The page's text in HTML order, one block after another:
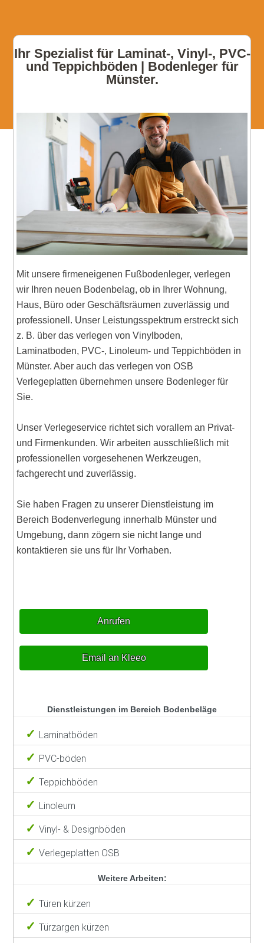
Ihr Spezialist für Laminat-, Vinyl-, PVC-
und Teppichböden | Bodenleger für
Münster.
Mit unsere firmeneigenen Fußbodenleger, verlegen
wir Ihren neuen Bodenbelag, ob in Ihrer Wohnung,
Haus, Büro oder Geschäftsräumen zuverlässig und
professionell. Unser Leistungsspektrum erstreckt sich
z. B. über das verlegen von Vinylboden,
Laminatboden, PVC-, Linoleum- und Teppichböden in
Münster. Aber auch das verlegen von OSB
Verlegeplatten übernehmen unsere Bodenleger für
Sie.
Unser Verlegeservice richtet sich vorallem an Privat-
und Firmenkunden. Wir arbeiten ausschließlich mit
professionellen vorgesehenen Werkzeugen,
fachgerecht und zuverlässig.
Sie haben Fragen zu unserer Dienstleistung im
Bereich Bodenverlegung innerhalb Münster und
Umgebung, dann zögern sie nicht lange und
kontaktieren sie uns für Ihr Vorhaben.
Anrufen
Email an Kleeo
Dienstleistungen im Bereich Bodenbeläge
Laminatböden
PVC-böden
Teppichböden
Linoleum
Vinyl- & Designböden
Verlegeplatten OSB
Weitere Arbeiten:
Türen kürzen
Türzargen kürzen